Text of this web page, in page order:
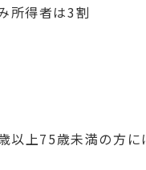
所得者は3割
上75歳未満の方